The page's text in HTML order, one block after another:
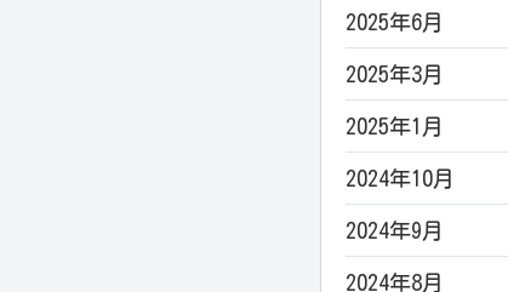
2025年6月
2025年3月
2025年1月
2024年10月
2024年9月
2024年8月